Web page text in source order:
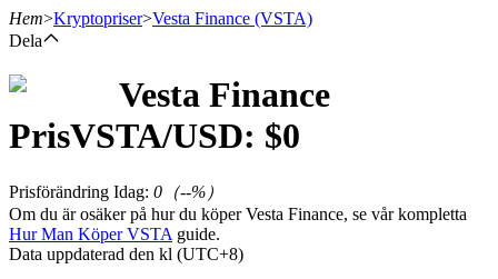
Hem>Kryptopriser>Vesta Finance (VSTA)
Dela
Vesta Finance
PrisVSTA/USD: $0
Prisförändring Idag: 0 （--%）
Om du är osäker på hur du köper Vesta Finance, se vår kompletta
Hur Man Köper VSTA guide.
Data uppdaterad den kl (UTC+8)